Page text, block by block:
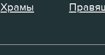
Храмы